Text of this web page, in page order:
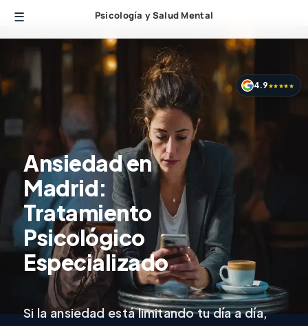
Psicología y Salud Mental
Ansiedad en
Madrid:
Tratamiento
Psicológico
Especializado
Si la ansiedad está limitando tu día a día,
4.9★★★★★